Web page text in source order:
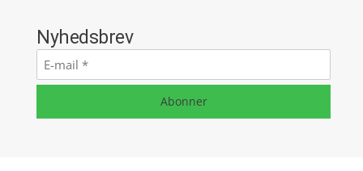
Nyhedsbrev
E-
mail*
Abonner